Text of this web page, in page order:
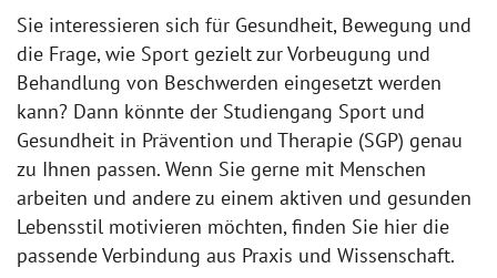
Sie interessieren sich für Gesundheit, Bewegung und
die Frage, wie Sport gezielt zur Vorbeugung und
Behandlung von Beschwerden eingesetzt werden
kann? Dann könnte der Studiengang Sport und
Gesundheit in Prävention und Therapie (SGP) genau
zu Ihnen passen. Wenn Sie gerne mit Menschen
arbeiten und andere zu einem aktiven und gesunden
Lebensstil motivieren möchten, finden Sie hier die
passende Verbindung aus Praxis und Wissenschaft.